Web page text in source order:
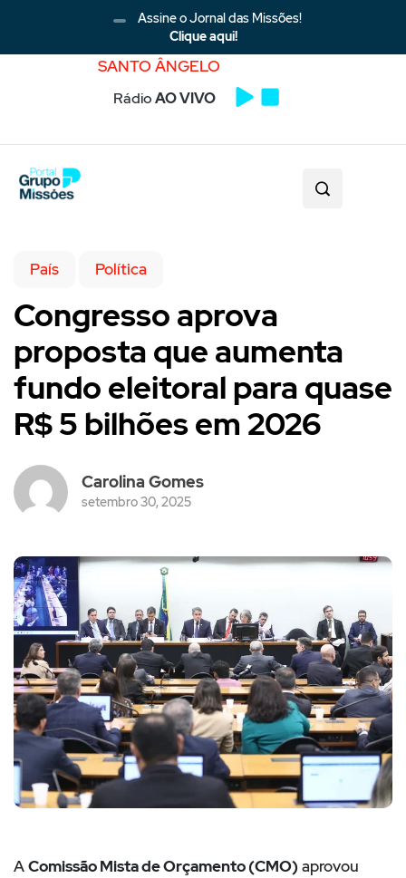
Assine o Jornal das Missões!
Clique aqui!
SANTO ÂNGELO
RádioAO VIVO
País Política
Congresso aprova
proposta que aumenta
fundo eleitoral para quase
R$ 5 bilhões em 2026
Carolina Gomes
setembro 30, 2025
AComissão Mista de Orçamento (CMO) aprovou